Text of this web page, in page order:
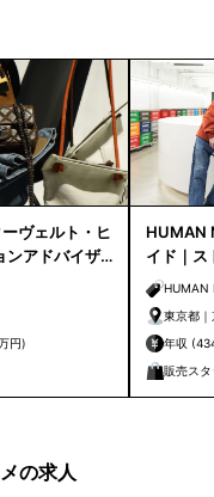
ヴェルト・ヒ
ンアドバイザ
万円)
HUMAN
イド｜ス
候補HUMAN
東京都
年収
販売スタ
の求人